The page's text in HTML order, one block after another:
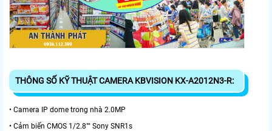
THÔNG SỐ KỸ THUẬT CAMERA KBVISION KX-A2012N3-R:
• Camera IP dome trong nhà 2.0MP
• Cảm biến CMOS 1/2.8"" Sony SNR1s